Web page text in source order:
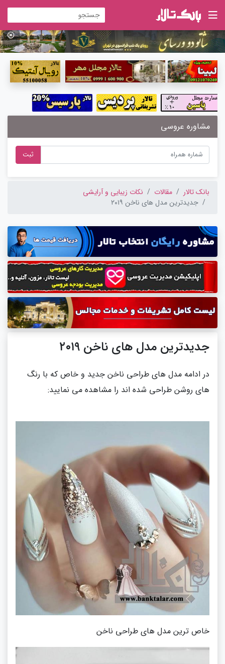
مشاوره عروسی
ثبت
بانک تالار مقالات
نکات زیبایی و آرایشی
جدیدترین مدل های ناخن ۲۰۱۹
جدیدترین مدل های ناخن ۲۰۱۹
در ادامه مدل های طراحی ناخن جدید و خاص که با رنگ
های روشن طراحی شده اند را مشاهده می نمایید:
خاص ترین مدل های طراحی ناخن